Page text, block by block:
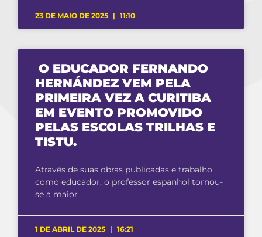
23 DE MAIO DE 2025 11:10
O EDUCADOR FERNANDO
HERNÁNDEZ VEM PELA
PRIMEIRA VEZ A CURITIBA
EM EVENTO PROMOVIDO
PELAS ESCOLAS TRILHAS E
TISTU.
Através de suas obras publicadas e trabalho
como educador, o professor espanhol tornou-
se a maior
1 DE ABRIL DE 2025 16:21